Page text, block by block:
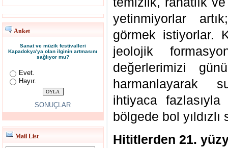
Anket
Sanat ve müzik festivalleri
Kapadokya'ya olan ilginin artmasını
sağlıyor mu?
Evet.
Hayır.
SONUÇLAR
Mail List
yetinmiyorlar
görmek istiyorlar.
jeolojik
değerlerimizi
harmanlayarak
ihtiyaca
bölgede bol
Hititlerden 21.